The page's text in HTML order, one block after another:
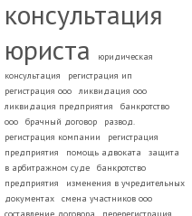
консультация
юриста
юридическая
консультация
регистрация ип
регистрация ооо
ликвидация ооо
ликвидация предприятия
банкротство
ооо
брачный договор
развод.
регистрация компании
регистрация
предприятия
помощь адвоката
защита
в арбитражном суде
банкротство
предприятия
изменения в учредительных
документах
смена участников ооо